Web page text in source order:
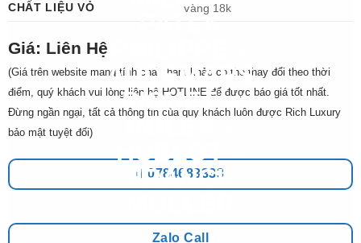
CHẤT LIỆU VỎ
Vàng 18k
Giá: Liên Hệ
(Giá trên website mang tính chất tham khảo có thể thay đổi theo thời
điểm, quý khách vui lòng liên hệ HOTLINE để được báo giá tốt nhất.
Đừng ngần ngại, tất cả thông tin của quý khách luôn được Rich Luxury
bảo mật tuyệt đối)
0784683333
Zalo Call